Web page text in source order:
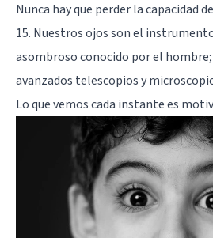
Nunca hay que perder la capacidad
15. Nuestros ojos son el
asombroso conocido por el
avanzados telescopios y
Lo que vemos cada instante es